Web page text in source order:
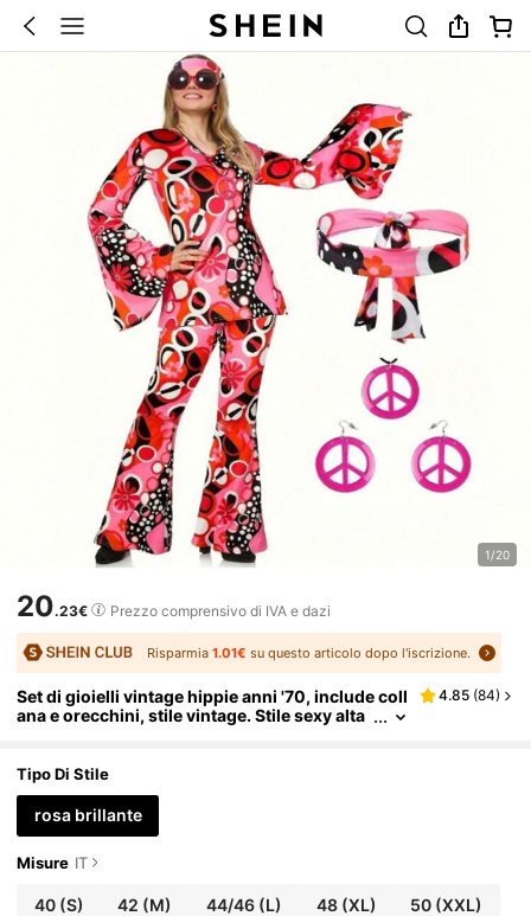
1/20
20.23€ Prezzo comprensivo di IVA e dazi
Risparmia1.01€ su questo articolo dopo l'iscrizione.
Set di gioielli vintage hippie anni '70, include coll
ana e orecchini, stile vintage. Stile sexy alta
4.85 (84)
Tipo Di Stile
rosa brillante
Misure IT
40(S) 42 (M) 44/46(L) 48(XL) 50 (XXL)